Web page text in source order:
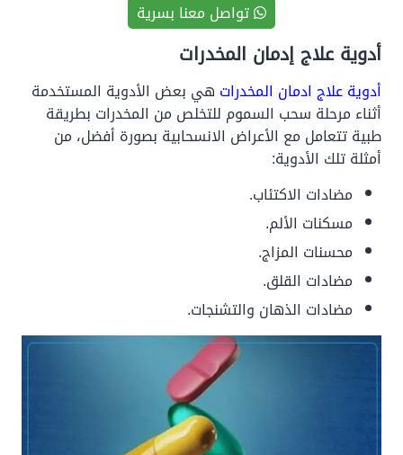
تواصل معنا بسرية
أدوية علاج إدمان المخدرات
أدوية علاج ادمان المخدرات هي بعض الأدوية المستخدمة
أثناء مرحلة سحب السموم للتخلص من المخدرات بطريقة
طبية تتعامل مع الأعراض الانسحابية بصورة أفضل، من
أمثلة تلك الأدوية:
مضادات الاكتئاب.
مسكنات الألم.
محسنات المزاج.
مضادات القلق.
مضادات الذهان والتشنجات.